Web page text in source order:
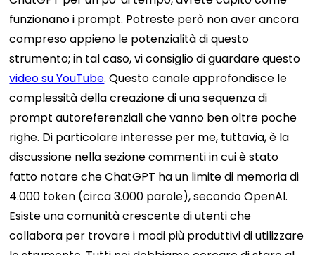
funzionano i prompt. Potreste però non aver ancora
compreso appieno le potenzialità di questo
strumento; in tal caso, vi consiglio di guardare questo
video su YouTube. Questo canale approfondisce le
complessità della creazione di una sequenza di
prompt autoreferenziali che vanno ben oltre poche
righe. Di particolare interesse per me, tuttavia, è la
discussione nella sezione commenti in cui è stato
fatto notare che ChatGPT ha un limite di memoria di
4.000 token (circa 3.000 parole), secondo OpenAI.
Esiste una comunità crescente di utenti che
collabora per trovare i modi più produttivi di utilizzare